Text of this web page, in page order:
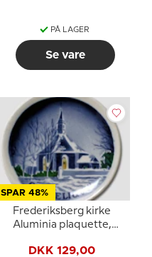
PÅ LAGER
Se vare
SPAR 48%
Frederiksberg kirke
Aluminia plaquette,
DKK 129,00